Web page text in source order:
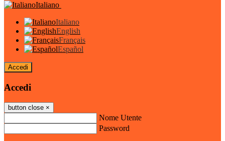
Italiano
Italiano
English
Français
Español
Accedi
Accedi
button close ×
Nome Utente
Password